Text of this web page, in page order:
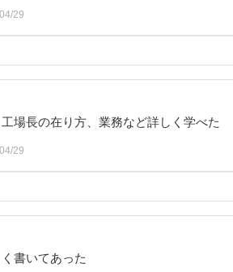
29
場長の在り方、業務など詳しく学べた
29
書いてあった